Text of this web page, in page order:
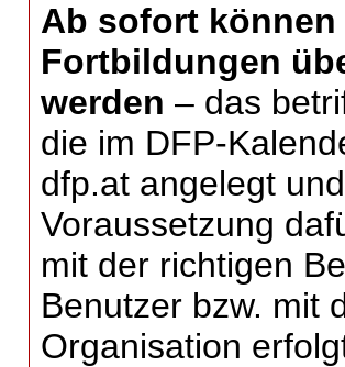
Ab sofort können
Fortbildungen
werden – das
die im DFP-
dfp.at angelegt
Voraussetzung
mit der richtigen
Benutzer bzw. mit
Organisation